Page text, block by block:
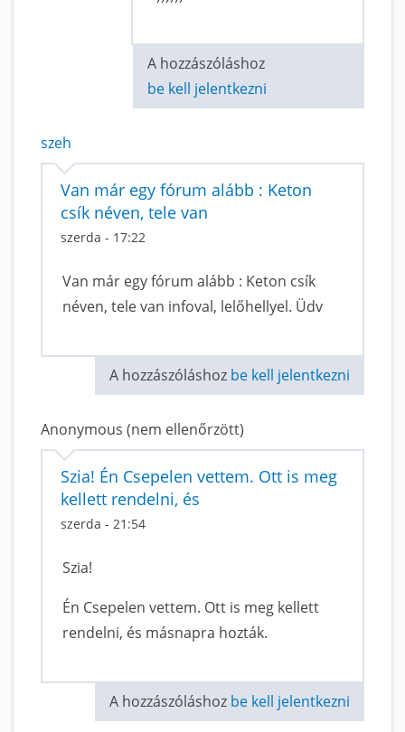
A hozzászóláshoz
be kell jelentkezni
szeh
Van már egy fórum alább : Keton
csík néven, tele van
szerda - 17:22
Van már egy fórum alább : Keton csík
néven, tele van infoval, lelőhellyel. Üdv
A hozzászóláshoz be kell jelentkezni
Anonymous (nem ellenőrzött)
Szia! Én Csepelen vettem. Ott is meg
kellett rendelni, és
szerda - 21:54
Szia!
Én Csepelen vettem. Ott is meg kellett
rendelni, és másnapra hozták.
A hozzászóláshoz be kell jelentkezni